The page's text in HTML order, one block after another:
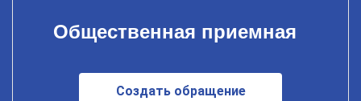
Общественная приемная
Создать обращение